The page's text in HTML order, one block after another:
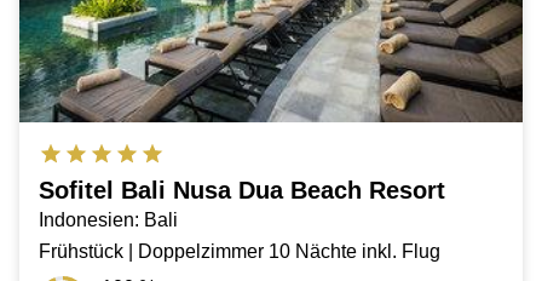
Sofitel Bali Nusa Dua Beach Resort
Indonesien: Bali
Frühstück | Doppelzimmer 10 Nächte inkl. Flug